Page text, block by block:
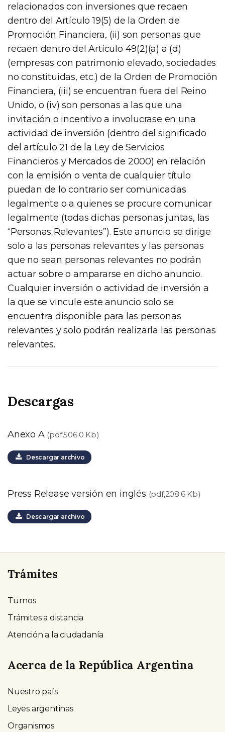
relacionados con inversiones que recaen
dentro del Artículo 19(5) de la Orden de
Promoción Financiera, (ii) son personas que
recaen dentro del Artículo 49(2)(a) a (d)
(empresas con patrimonio elevado, sociedades
no constituidas, etc.) de la Orden de Promoción
Financiera, (iii) se encuentran fuera del Reino
Unido, o (iv) son personas a las que una
invitación o incentivo a involucrase en una
actividad de inversión (dentro del significado
del artículo 21 de la Ley de Servicios
Financieros y Mercados de 2000) en relación
con la emisión o venta de cualquier título
puedan de lo contrario ser comunicadas
legalmente o a quienes se procure comunicar
legalmente (todas dichas personas juntas, las
“Personas Relevantes”). Este anuncio se dirige
solo a las personas relevantes y las personas
que no sean personas relevantes no podrán
actuar sobre o ampararse en dicho anuncio.
Cualquier inversión o actividad de inversión a
la que se vincule este anuncio solo se
encuentra disponible para las personas
relevantes y solo podrán realizarla las personas
relevantes.
Descargas
Anexo A (pdf,506.0 Kb)
Descargar archivo
Press Release versión en inglés (pdf,208.6 Kb)
Descargar archivo
Trámites
Turnos
Trámites a distancia
Atención a la ciudadanía
Acerca de la República Argentina
Nuestro país
Leyes argentinas
Organismos